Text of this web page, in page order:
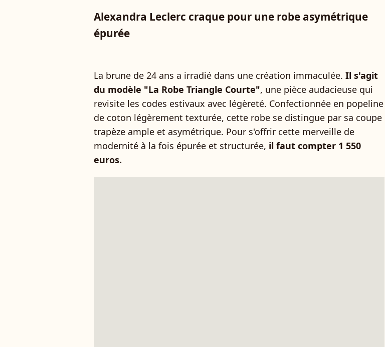
Alexandra Leclerc craque pour une robe asymétrique
épurée
La brune de 24 ans a irradié dans une création immaculée. Il s'agit
du modèle "La Robe Triangle Courte", une pièce audacieuse qui
revisite les codes estivaux avec légèreté. Confectionnée en popeline
de coton légèrement texturée, cette robe se distingue par sa coupe
trapèze ample et asymétrique. Pour s'offrir cette merveille de
modernité à la fois épurée et structurée, il faut compter 1 550
euros.